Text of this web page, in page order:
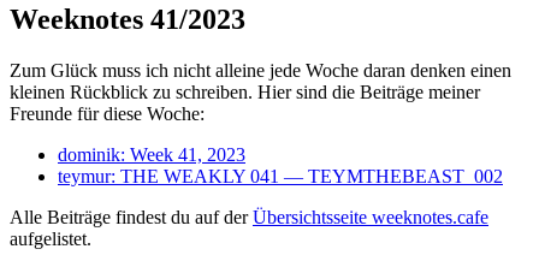
Weeknotes 41/2023
Zum Glück muss ich nicht alleine jede Woche daran denken einen
kleinen Rückblick zu schreiben. Hier sind die Beiträge meiner
Freunde für diese Woche:
dominik: Week 41, 2023
teymur: THE WEAKLY 041 — TEYMTHEBEAST_002
Alle Beiträge findest du auf derÜbersichtsseite weeknotes.cafe
aufgelistet.